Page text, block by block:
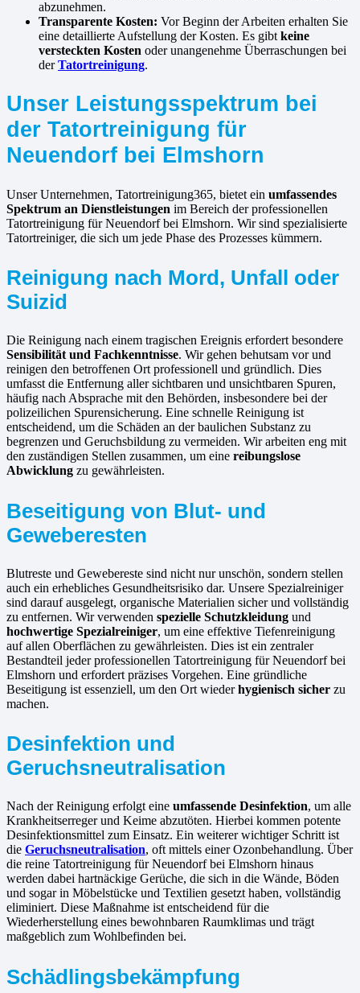
abzunehmen.
Transparente Kosten: Vor Beginn der Arbeiten erhalten Sie
eine detaillierte Aufstellung der Kosten. Es gibt keine
versteckten Kosten oder unangenehme Überraschungen bei
derTatortreinigung.
Unser Leistungsspektrum bei
der Tatortreinigung für
Neuendorf bei Elmshorn
Unser Unternehmen, Tatortreinigung365, bietet ein umfassendes
Spektrum an Dienstleistungen im Bereich der professionellen
Tatortreinigung für Neuendorf bei Elmshorn. Wir sind spezialisierte
Tatortreiniger, die sich um jede Phase des Prozesses kümmern.
Reinigung nach Mord, Unfall oder
Suizid
Die Reinigung nach einem tragischen Ereignis erfordert besondere
Sensibilität und Fachkenntnisse. Wir gehen behutsam vor und
reinigen den betroffenen Ort professionell und gründlich. Dies
umfasst die Entfernung aller sichtbaren und unsichtbaren Spuren,
häufig nach Absprache mit den Behörden, insbesondere bei der
polizeilichen Spurensicherung. Eine schnelle Reinigung ist
entscheidend, um die Schäden an der baulichen Substanz zu
begrenzen und Geruchsbildung zu vermeiden. Wir arbeiten eng mit
den zuständigen Stellen zusammen, um eine reibungslose
Abwicklung zu gewährleisten.
Beseitigung von Blut- und
Geweberesten
Blutreste und Gewebereste sind nicht nur unschön, sondern stellen
auch ein erhebliches Gesundheitsrisiko dar. Unsere Spezialreiniger
sind darauf ausgelegt, organische Materialien sicher und vollständig
zu entfernen. Wir verwenden spezielle Schutzkleidung und
hochwertige Spezialreiniger, um eine effektive Tiefenreinigung
auf allen Oberflächen zu gewährleisten. Dies ist ein zentraler
Bestandteil jeder professionellen Tatortreinigung für Neuendorf bei
Elmshorn und erfordert präzises Vorgehen. Eine gründliche
Beseitigung ist essenziell, um den Ort wiederhygienisch sicher zu
machen.
Desinfektion und
Geruchsneutralisation
Nach der Reinigung erfolgt eine umfassende Desinfektion, um alle
Krankheitserreger und Keime abzutöten. Hierbei kommen potente
Desinfektionsmittel zum Einsatz. Ein weiterer wichtiger Schritt ist
die Geruchsneutralisation, oft mittels einer Ozonbehandlung. Über
die reine Tatortreinigung für Neuendorf bei Elmshorn hinaus
werden dabei hartnäckige Gerüche, die sich in die Wände, Böden
und sogar in Möbelstücke und Textilien gesetzt haben, vollständig
eliminiert. Diese Maßnahme ist entscheidend für die
Wiederherstellung eines bewohnbaren Raumklimas und trägt
maßgeblich zum Wohlbefinden bei.
Schädlingsbekämpfung